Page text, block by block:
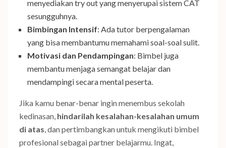
menyediakan try out yang menyerupai sistem CAT
sesungguhnya.
Bimbingan Intensif: Ada tutor berpengalaman
yang bisa membantumu memahami soal-soal sulit.
Motivasi dan Pendampingan: Bimbel juga
membantu menjaga semangat belajar dan
mendampingi secara mental peserta.
Jika kamu benar-benar ingin menembus sekolah
kedinasan, hindarilah kesalahan-kesalahan umum
di atas, dan pertimbangkan untuk mengikuti bimbel
profesional sebagai partner belajarmu. Ingat,